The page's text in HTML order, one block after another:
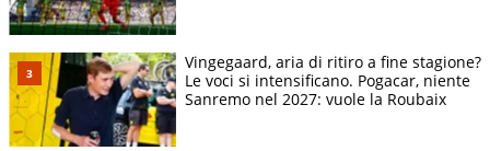
Vingegaard, aria di ritiro a fine stagione?
Le voci si intensificano. Pogacar, niente
Sanremo nel 2027: vuole la Roubaix